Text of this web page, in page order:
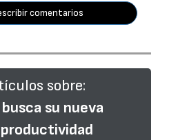
comentarios
sobre:
su nueva